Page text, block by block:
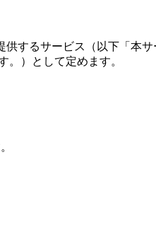
するサービス（以下「本サ
）として定めます。